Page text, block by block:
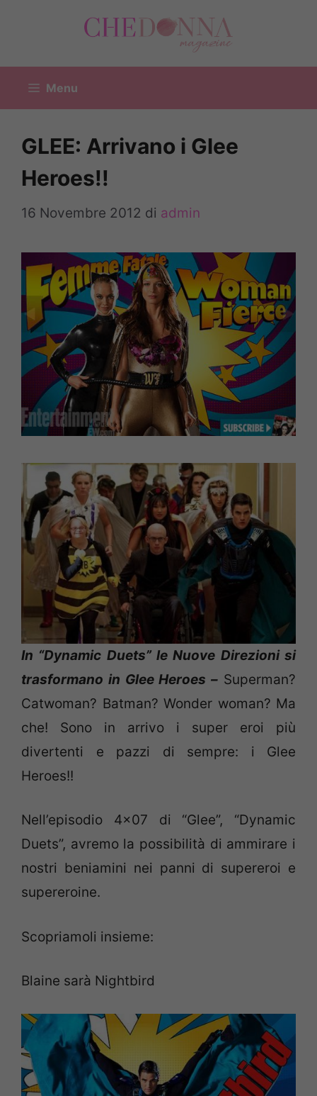
Menu
GLEE: Arrivano i Glee
Heroes!!
16 Novembre 2012 di admin
In “Dynamic Duets” le Nuove Direzioni si
trasformano in Glee Heroes – Superman?
Catwoman? Batman? Wonder woman? Ma
che! Sono in arrivo i super eroi più
divertenti e pazzi di sempre: i Glee
Heroes!!
Nell’episodio 4×07 di “Glee”, “Dynamic
Duets”, avremo la possibilità di ammirare i
nostri beniamini nei panni di supereroi e
supereroine.
Scopriamoli insieme:
Blaine sarà Nightbird